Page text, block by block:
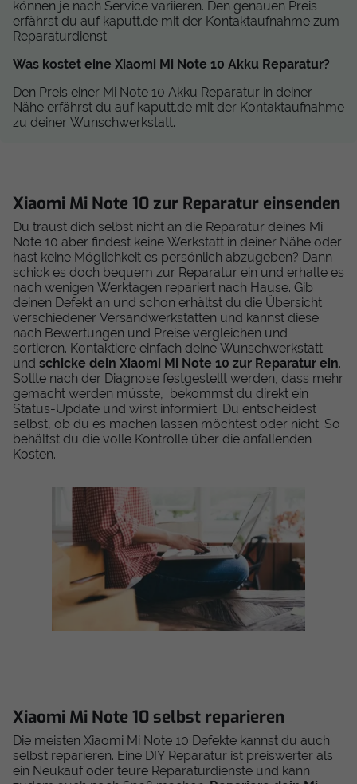
können je nach Service variieren. Den genauen Preis
erfährst du auf kaputt.de mit der Kontaktaufnahme zum
Reparaturdienst.
Was kostet eine Xiaomi Mi Note 10 Akku Reparatur?
Den Preis einer Mi Note 10 Akku Reparatur in deiner
Nähe erfährst du auf kaputt.de mit der Kontaktaufnahme
zu deiner Wunschwerkstatt.
Xiaomi Mi Note 10 zur Reparatur einsenden
Du traust dich selbst nicht an die Reparatur deines Mi
Note 10 aber findest keine Werkstatt in deiner Nähe oder
hast keine Möglichkeit es persönlich abzugeben? Dann
schick es doch bequem zur Reparatur ein und erhalte es
nach wenigen Werktagen repariert nach Hause. Gib
deinen Defekt an und schon erhältst du die Übersicht
verschiedener Versandwerkstätten und kannst diese
nach Bewertungen und Preise vergleichen und
sortieren. Kontaktiere einfach deine Wunschwerkstatt
und schicke dein Xiaomi Mi Note 10 zur Reparatur ein.
Sollte nach der Diagnose festgestellt werden, dass mehr
gemacht werden müsste, bekommst du direkt ein
Status-Update und wirst informiert. Du entscheidest
selbst, ob du es machen lassen möchtest oder nicht. So
behältst du die volle Kontrolle über die anfallenden
Kosten.
Xiaomi Mi Note 10 selbst reparieren
Die meisten Xiaomi Mi Note 10 Defekte kannst du auch
selbst reparieren. Eine DIY Reparatur ist preiswerter als
ein Neukauf oder teure Reparaturdienste und kann